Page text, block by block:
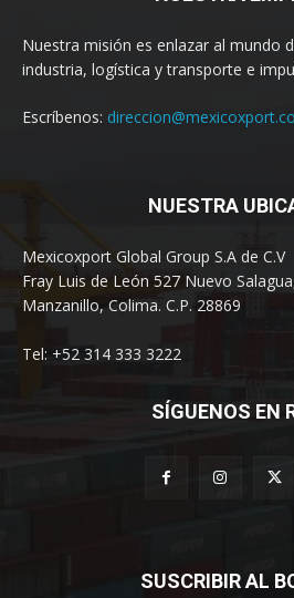
Nuestra misión es enlazar al mundo
industria, logística y transporte e
Escríbenos:
NUESTRA
Mexicoxport Global Group S.A de C.V
Fray Luis de León 527 Nuevo
Manzanillo, Colima. C.P. 28869
Tel: +52 314 333 3222
SÍGUENOS EN
SUSCRIBIR AL